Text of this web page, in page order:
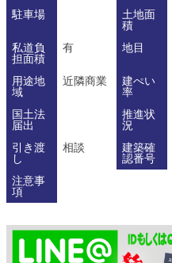
駐車場 土地面
積
私道負
担面積
有 地目
用途地
域
近隣商業 建ぺい
率
国土法
届出
推進状
況
引き渡
し
相談 建築確
認番号
注意事
項